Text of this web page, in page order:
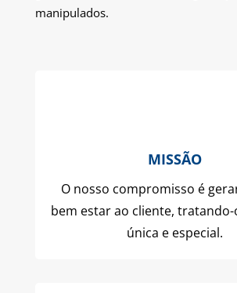
manipulados.
MISSÃO
O nosso compromisso é
bem estar ao cliente,
única e especial.